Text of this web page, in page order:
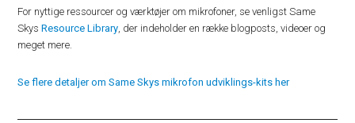
For nyttige ressourcer og værktøjer om mikrofoner, se venligst Same
SkysResource Library, der indeholder en række blogposts, videoer og
meget mere.
Se flere detaljer om Same Skys mikrofon udviklings-kits her